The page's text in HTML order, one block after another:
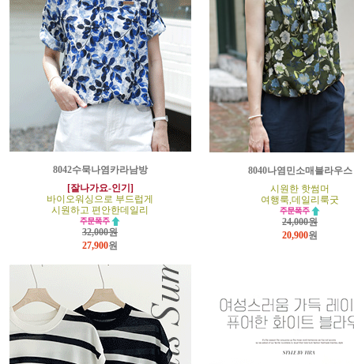
8042수묵나염카라남방
[잘나가요-인기]
바이오워싱으로 부드럽게
시원하고 편안한데일리
32,000원
27,900원
8040나염민소매블라우스
시원한 핫썸머
여행룩,데일리룩굿
24,000원
20,900원